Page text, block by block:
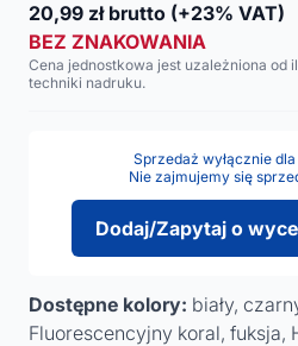
20,99 zł brutto (+23% VAT)
BEZ ZNAKOWANIA
Cena jednostkowa jest uzależniona od
techniki nadruku.
Sprzedaż wyłącznie
Nie zajmujemy się
Dodaj/Zapytaj o
Dostępne kolory: biały,
Fluorescencyjny koral, fuksja,